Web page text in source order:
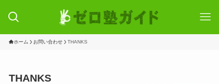
ホーム お問い合わせ THANKS
THANKS